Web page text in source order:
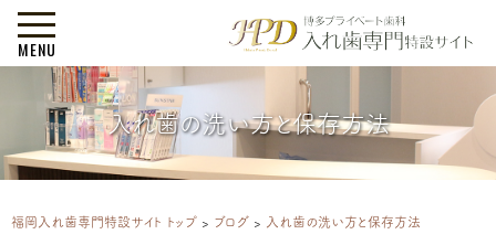
MENU
入れ歯の洗い方と保存方法
福岡入れ歯専門特設サイト トップ > ブログ > 入れ歯の洗い方と保存方法